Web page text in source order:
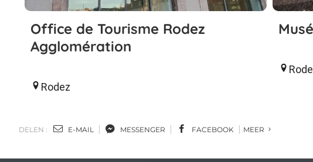
Office de Tourisme Rodez
Agglomération
Rodez
DELEN : E-MAIL MESSENGER FACEBOOK MEER